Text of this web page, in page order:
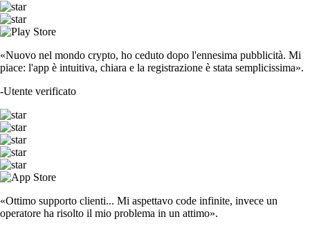
«Nuovo nel mondo crypto, ho ceduto dopo l'ennesima pubblicità. Mi
piace: l'app è intuitiva, chiara e la registrazione è stata semplicissima».
-Utente verificato
«Ottimo supporto clienti... Mi aspettavo code infinite, invece un
operatore ha risolto il mio problema in un attimo».